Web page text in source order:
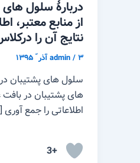
دربارهٔ سلول
از منابع معتبر،
نتایج آن را
admin/۳ آذر ّ ۱۳۹۵
سلول های پشتیبان
های پشتیبان در بافت
اطلاعاتی را جمع
+3